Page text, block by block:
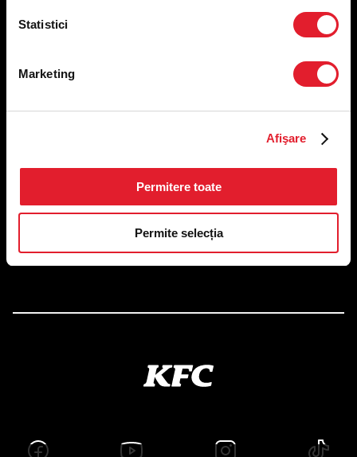
Statistici
Marketing
Afişare
Permitere toate
Permite selecția
Restaurante
CAMERA 5, Etaj 2
Autorizații și avize